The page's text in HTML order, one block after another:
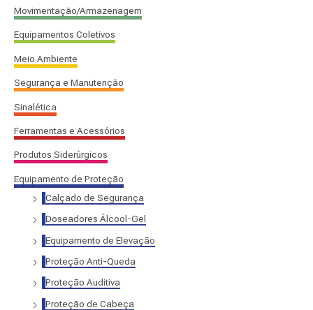
a
r
p
r
:
Movimentação/Armazenagem
Equipamentos Coletivos
Meio Ambiente
Segurança e Manutenção
Sinalética
Ferramentas e Acessórios
Produtos Siderúrgicos
Equipamento de Proteção
Calçado de Segurança
Doseadores Álcool-Gel
Equipamento de Elevação
Proteção Anti-Queda
Proteção Auditiva
Proteção de Cabeça